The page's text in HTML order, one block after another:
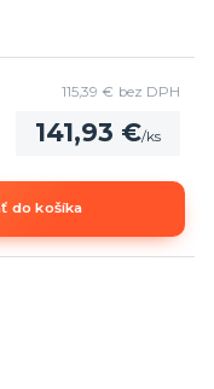
141,93 €/ks
115,39 € bez DPH
do košíka